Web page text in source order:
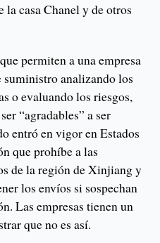
casa Chanel y de otros
permiten a una empresa
suministro analizando los
o evaluando los riesgos,
“agradables” a ser
entró en vigor en Estados
que prohíbe a las
de la región de Xinjiang y
los envíos si sospechan
Las empresas tienen un
que no es así.